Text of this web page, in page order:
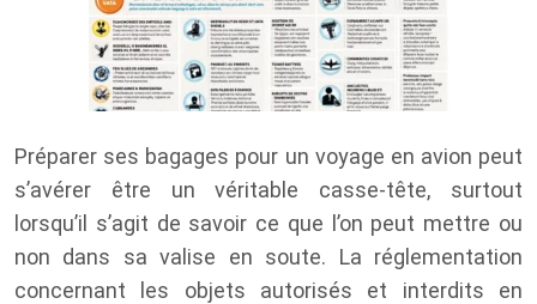
Préparer ses bagages pour un voyage en avion peut
s’avérer être un véritable casse-tête, surtout
lorsqu’il s’agit de savoir ce que l’on peut mettre ou
non dans sa valise en soute. La réglementation
concernant les objets autorisés et interdits en